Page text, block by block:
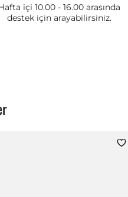
içi 10.00 - 16.00 arasında
destek için arayabilirsiniz.